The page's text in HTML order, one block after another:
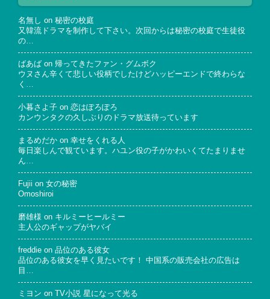
名無し on 秘密の校庭
又韓流ドラマを制作して下さい。次回からは秘密の校庭で生徒役
の…
ばあば on 帰ってきたファン・グムボク
ウヌさん辛くて悲しい役柄でしたけどハッピーエンドで終わらな
く…
小暮さよ子 on 恋はぽろぽろ
カンウンタクの久しぶりのドラマ放送待っています
まるめだか on 幸せをくれる人
毎日楽しんで観ています。ハユン役の子がかわいくてたまりませ
ん…
Fujii on 女の秘密
Omoshiroi
磨雄様 on キルミーヒールミー
主人公のギャップがヤバイ
freddie on 品位のある彼女
品位のある彼女を早く見たいです！ 中国系の販売会社の広告は
目…
ミヨン on
TV小説 星になって光る